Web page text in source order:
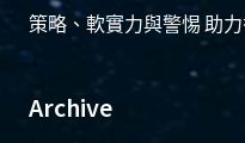
策略、軟實力與警惕 助
Archive